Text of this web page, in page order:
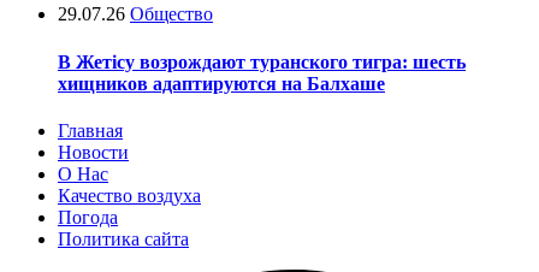
29.07.26 Общество
В Жетісу возрождают туранского тигра: шесть
хищников адаптируются на Балхаше
Главная
Новости
О Нас
Качество воздуха
Погода
Политика сайта